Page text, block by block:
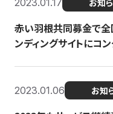
2023.01.17 お知
赤い羽根共同募金で全
ンディングサイトにコ
2023.01.06 お知